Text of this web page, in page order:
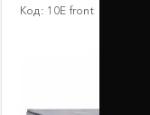
Код: 10Е front